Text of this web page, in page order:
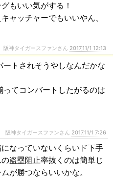
もいい気がする！
ャッチャーでもいいやん、
阪神タイガースファンさん 2017,11/1 12:13
ートされそうやしなんだかな
てコンバートしたがるのは
阪神タイガースファンさん 2017,11/1 7:26
なっていないくらいド下手
盗塁阻止率抜くのは簡単じ
が勝つならいいかな。